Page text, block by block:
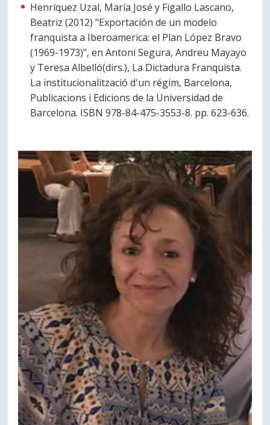
Henríquez Uzal, María José y Figallo Lascano,
Beatriz (2012) "Exportación de un modelo
franquista a Iberoamerica: el Plan López Bravo
(1969-1973)", en Antoni Segura, Andreu Mayayo
y Teresa Albelló(dirs.), La Dictadura Franquista.
La institucionalització d'un régim, Barcelona,
Publicacions i Edicions de la Universidad de
Barcelona. ISBN 978-84-475-3553-8. pp. 623-636.